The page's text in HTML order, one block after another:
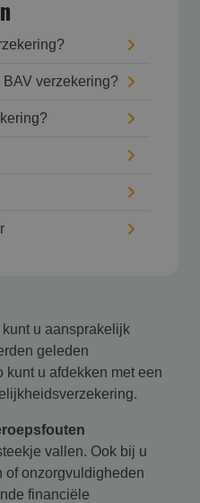
BAV verzekering?
u aansprakelijk
geleden
u afdekken met een
vallen. Ook bij u
of onzorgvuldigheden
financiële